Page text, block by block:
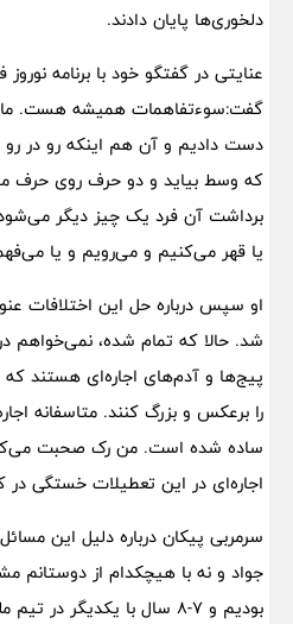
دلخوری‌ها پایان دادند.
عنایتی در گفتگو خود با برنامه نوروز
گفت:سوءتفاهمات همیشه هست.‌ ما
دست دادیم و آن هم اینکه رو در رو
که وسط بیاید و دو حرف روی حرف
برداشت آن فرد یک چیز دیگر
یا قهر می‌کنیم و می‌رویم و یا
او سپس درباره حل این اختلافات
شد. حالا که تمام شده، نمی‌خواهم
پیج‌ها و آدم‌های اجاره‌ای هستند
را برعکس و بزرگ کنند. متاسفانه
ساده شده است. من رک صحبت
اجاره‌ای در این تعطیلات خستگی در
سرمربی پیکان درباره دلیل این
جواد و نه با هیچکدام از دوستانم
بودیم و ۷-۸ سال با یکدیگر